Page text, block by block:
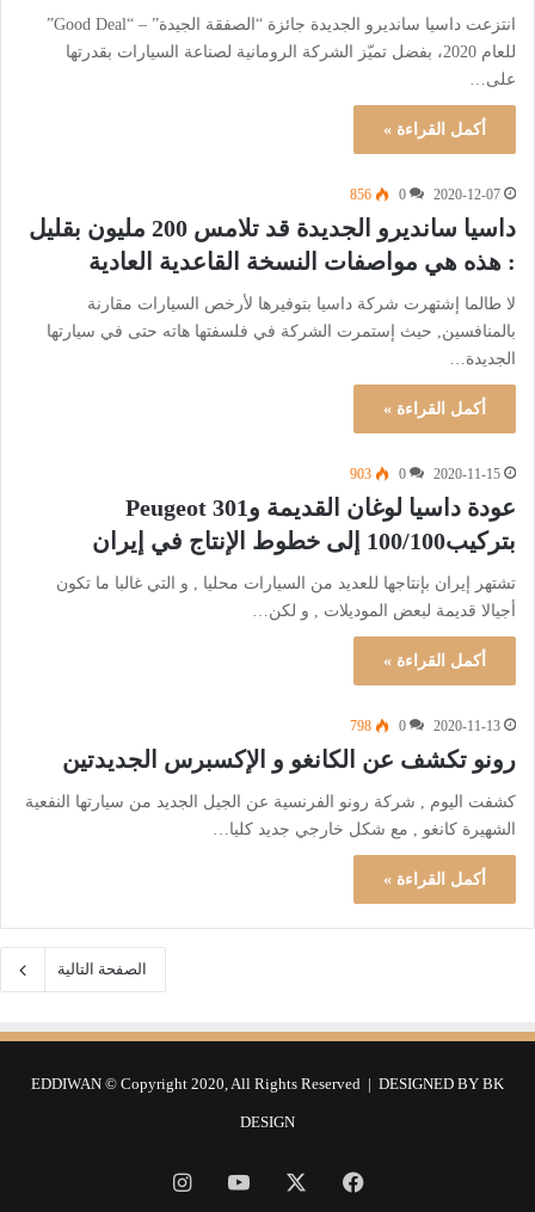
انتزعت داسيا سانديرو الجديدة جائزة “الصفقة الجيدة” – “Good Deal”
للعام 2020، بفضل تميّز الشركة الرومانية لصناعة السيارات بقدرتها
على…
أكمل القراءة »
2020-12-07
0
856
داسيا سانديرو الجديدة قد تلامس 200 مليون بقليل
: هذه هي مواصفات النسخة القاعدية العادية
لا طالما إشتهرت شركة داسيا بتوفيرها لأرخص السيارات مقارنة
بالمنافسين, حيث إستمرت الشركة في فلسفتها هاته حتى في سيارتها
الجديدة…
أكمل القراءة »
2020-11-15
0
903
عودة داسيا لوغان القديمة وPeugeot 301
بتركيب100/100 إلى خطوط الإنتاج في إيران
تشتهر إيران بإنتاجها للعديد من السيارات محليا , و التي غالبا ما تكون
أجيالا قديمة لبعض الموديلات , و لكن…
أكمل القراءة »
2020-11-13
0
798
رونو تكشف عن الكانغو و الإكسبرس الجديدتين
كشفت اليوم , شركة رونو الفرنسية عن الجيل الجديد من سيارتها النفعية
الشهيرة كانغو , مع شكل خارجي جديد كليا…
أكمل القراءة »
الصفحة التالية
EDDIWAN © Copyright 2020, All Rights Reserved | DESIGNED BY BK
DESIGN
فيسبوك ‫YouTube